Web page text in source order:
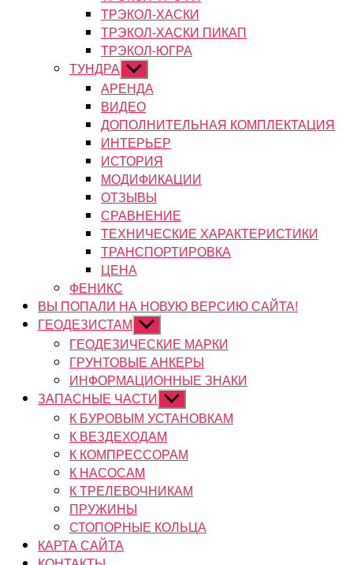
ТРЭКОЛ-ХАСКИ
ТРЭКОЛ-ХАСКИ ПИКАП
ТРЭКОЛ-ЮГРА
ТУНДРА Показывать
подменю
АРЕНДА
ВИДЕО
ДОПОЛНИТЕЛЬНАЯ КОМПЛЕКТАЦИЯ
ИНТЕРЬЕР
ИСТОРИЯ
МОДИФИКАЦИИ
ОТЗЫВЫ
СРАВНЕНИЕ
ТЕХНИЧЕСКИЕ ХАРАКТЕРИСТИКИ
ТРАНСПОРТИРОВКА
ЦЕНА
ФЕНИКС
ВЫ ПОПАЛИ НА НОВУЮ ВЕРСИЮ САЙТА!
ГЕОДЕЗИСТАМ Показывать
подменю
ГЕОДЕЗИЧЕСКИЕ МАРКИ
ГРУНТОВЫЕ АНКЕРЫ
ИНФОРМАЦИОННЫЕ ЗНАКИ
ЗАПАСНЫЕ ЧАСТИ Показывать
подменю
К БУРОВЫМ УСТАНОВКАМ
К ВЕЗДЕХОДАМ
К КОМПРЕССОРАМ
К НАСОСАМ
К ТРЕЛЕВОЧНИКАМ
ПРУЖИНЫ
СТОПОРНЫЕ КОЛЬЦА
КАРТА САЙТА